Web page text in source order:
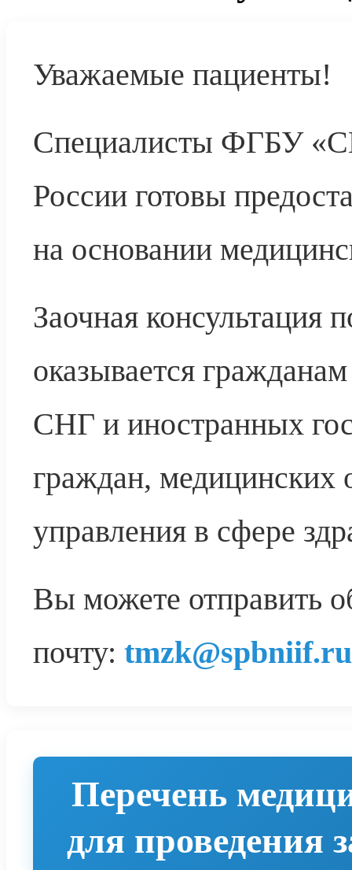
Уважаемые пациенты!
Специалисты ФГБУ
России готовы
на основании
Заочная консультация
оказывается
СНГ и иностранных
граждан, медицинских
управления в сфере
Вы можете отправить
почту: tmzk@spbniif.ru
Перечень
для проведения